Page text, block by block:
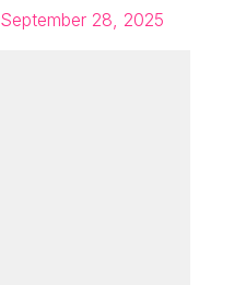
September 28, 2025